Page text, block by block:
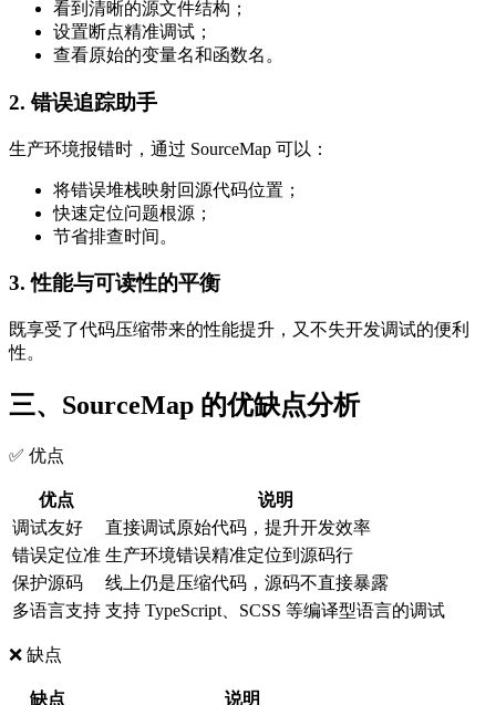
看到清晰的源文件结构；
设置断点精准调试；
查看原始的变量名和函数名。
2. 错误追踪助手
生产环境报错时，通过 SourceMap 可以：
将错误堆栈映射回源代码位置；
快速定位问题根源；
节省排查时间。
3. 性能与可读性的平衡
既享受了代码压缩带来的性能提升，又不失开发调试的便利
性。
三、SourceMap 的优缺点分析
✅ 优点
优点
说明
调试友好
直接调试原始代码，提升开发效率
错误定位准 生产环境错误精准定位到源码行
保护源码
线上仍是压缩代码，源码不直接暴露
多语言支持 支持 TypeScript、SCSS 等编译型语言的调试
❌ 缺点
缺点
说明